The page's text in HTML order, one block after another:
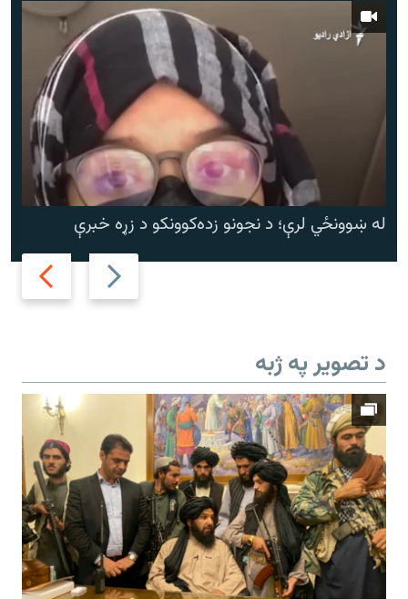
Previous
slide
Next
slide
له ښوونځي لرې؛ د نجونو زده‌کوونکو د زړه خبرې
د تصویر په ژبه